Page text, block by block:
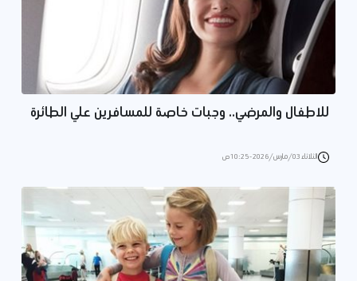
للاطفال والمرضي.. وجبات خاصة للمسافرين علي الطائرة
الثلاثاء 03/مارس/2026 - 10:25 ص